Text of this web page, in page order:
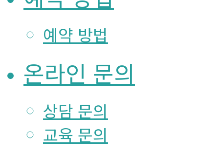
예약 방법
온라인 문의
상담 문의
교육 문의